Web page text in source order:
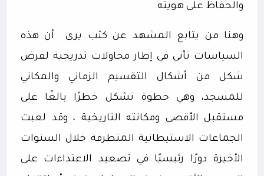
والحفاظ على هويته.
وهنا من يتابع المشهد عن كثب يرى
أن هذه
السياسات تأتي في إطار محاولات تدريجية لفرض
شكل من أشكال التقسيم الزماني والمكاني
للمسجد، وهي خطوة تشكل خطرًا بالغًا على
مستقبل الأقصى ومكانته التاريخية ، وقد لعبت
الجماعات الاستيطانية المتطرفة خلال السنوات
الأخيرة دورًا رئيسيًا في تصعيد الاعتداءات على